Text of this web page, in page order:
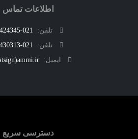
اطلاعات تماس
تلفن:
021-88424345
تلفن:
021-88430313
ایمیل:
info(atsign)ammi.ir
دسترسی سریع